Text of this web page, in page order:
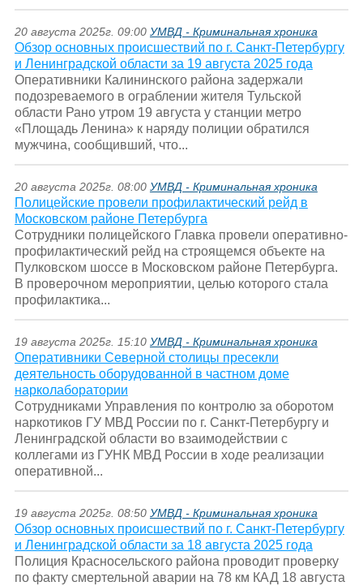
20 августа 2025г. 09:00 УМВД - Криминальная хроника
Обзор основных происшествий по г. Санкт-Петербургу
и Ленинградской области за 19 августа 2025 года
Оперативники Калининского района задержали
подозреваемого в ограблении жителя Тульской
области Рано утром 19 августа у станции метро
«Площадь Ленина» к наряду полиции обратился
мужчина, сообщивший, что...
20 августа 2025г. 08:00 УМВД - Криминальная хроника
Полицейские провели профилактический рейд в
Московском районе Петербурга
Сотрудники полицейского Главка провели оперативно-
профилактический рейд на строящемся объекте на
Пулковском шоссе в Московском районе Петербурга.
В проверочном мероприятии, целью которого стала
профилактика...
19 августа 2025г. 15:10 УМВД - Криминальная хроника
Оперативники Северной столицы пресекли
деятельность оборудованной в частном доме
нарколаборатории
Сотрудниками Управления по контролю за оборотом
наркотиков ГУ МВД России по г. Санкт-Петербургу и
Ленинградской области во взаимодействии с
коллегами из ГУНК МВД России в ходе реализации
оперативной...
19 августа 2025г. 08:50 УМВД - Криминальная хроника
Обзор основных происшествий по г. Санкт-Петербургу
и Ленинградской области за 18 августа 2025 года
Полиция Красносельского района проводит проверку
по факту смертельной аварии на 78 км КАД 18 августа